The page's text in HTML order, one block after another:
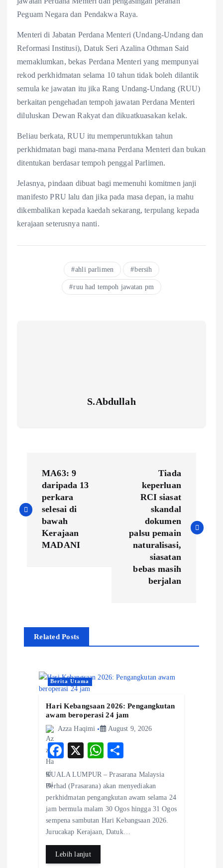
Peguam Negara dan Pendakwa Raya.
Menteri di Jabatan Perdana Menteri (Undang-Undang dan
Reformasi Institusi), Datuk Seri Azalina Othman Said
memaklumkan, bekas Perdana Menteri yang mempunyai
rekod perkhidmatan selama 10 tahun tidak boleh dilantik
semula ke jawatan itu jika Rang Undang-Undang (RUU)
berkaitan pengehadan tempoh jawatan Perdana Menteri
diluluskan Dewan Rakyat dan dikuatkuasakan kelak.
Beliau berkata, RUU itu memperuntukkan tahun
perkhidmatan bagi mana-mana Perdana Menteri dan bukan
ditentukan berdasar tempoh penggal Parlimen.
Jelasnya, pindaan dibuat bagi memenuhi komitmen janji
manifesto PRU lalu dan jika pada masa depan, ia mahu
dikembalikan kepada kaedah sekarang, terpulang kepada
kerajaan seterusnya nanti.
ahli parlimen bersih
ruu had tempoh jawatan pm
S.Abdullah
s
MA63: 9
daripada 13
perkara
selesai di
bawah
Kerajaan
MADANI
Tiada
keperluan
RCI siasat
skandal
dokumen
palsu pemain
naturalisasi,
siasatan
bebas masih
berjalan
Related Posts
Berita Utama
Hari Kebangsaan 2026: Pengangkutan
awam beroperasi 24 jam
Azza Haqimi August 9, 2026
F
eb
o
o
k
X
W
ts
A
p
p
re
KUALA LUMPUR – Prasarana Malaysia
Berhad (Prasarana) akan menyediakan
perkhidmatan pengangkutan awam selama 24
jam bermula malam 30 Ogos hingga 31 Ogos
sempena sambutan Hari Kebangsaan 2026.
Jurucakap Kerajaan, Datuk…
Lebih lanjut